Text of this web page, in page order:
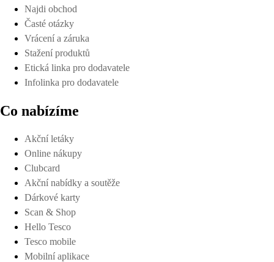
Najdi obchod
Časté otázky
Vrácení a záruka
Stažení produktů
Etická linka pro dodavatele
Infolinka pro dodavatele
Co nabízíme
Akční letáky
Online nákupy
Clubcard
Akční nabídky a soutěže
Dárkové karty
Scan & Shop
Hello Tesco
Tesco mobile
Mobilní aplikace